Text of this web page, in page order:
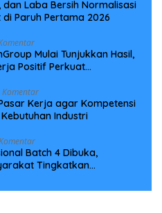
dan Laba Bersih Normalisasi
Paruh Pertama 2026
Mulai Tunjukkan Hasil,
Positif Perkuat
Komentar
Kerja agar Kompetensi
Industri
Batch 4 Dibuka,
Tingkatkan